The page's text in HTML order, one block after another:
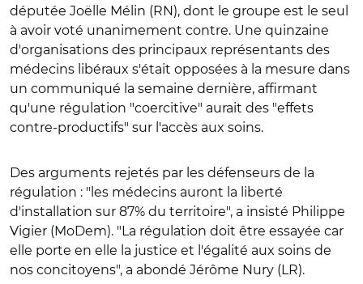
députée Joëlle Mélin (RN), dont le groupe est le seul
à avoir voté unanimement contre. Une quinzaine
d'organisations des principaux représentants des
médecins libéraux s'était opposées à la mesure dans
un communiqué la semaine dernière, affirmant
qu'une régulation "coercitive" aurait des "effets
contre-productifs" sur l'accès aux soins.
Des arguments rejetés par les défenseurs de la
régulation : "les médecins auront la liberté
d'installation sur 87% du territoire", a insisté Philippe
Vigier (MoDem). "La régulation doit être essayée car
elle porte en elle la justice et l'égalité aux soins de
nos concitoyens", a abondé Jérôme Nury (LR).